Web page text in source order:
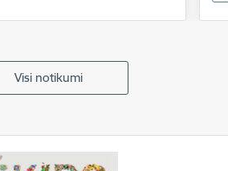
Visi notikumi